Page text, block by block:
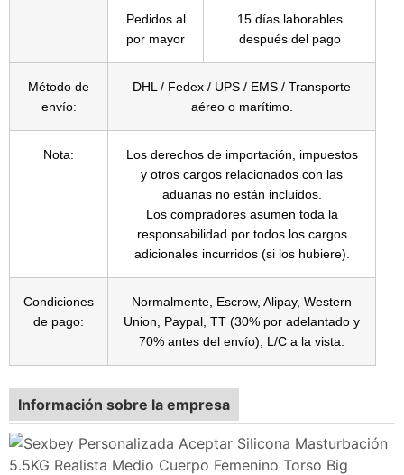
Pedidos al
por mayor
15 días laborables
después del pago
Método de
envío:
DHL / Fedex / UPS / EMS / Transporte
aéreo o marítimo.
Nota:
Los derechos de importación, impuestos
y otros cargos relacionados con las
aduanas no están incluidos.
Los compradores asumen toda la
responsabilidad por todos los cargos
adicionales incurridos (si los hubiere).
Condiciones
de pago:
Normalmente, Escrow, Alipay, Western
Union, Paypal, TT (30% por adelantado y
70% antes del envío), L/C a la vista.
Información sobre la empresa